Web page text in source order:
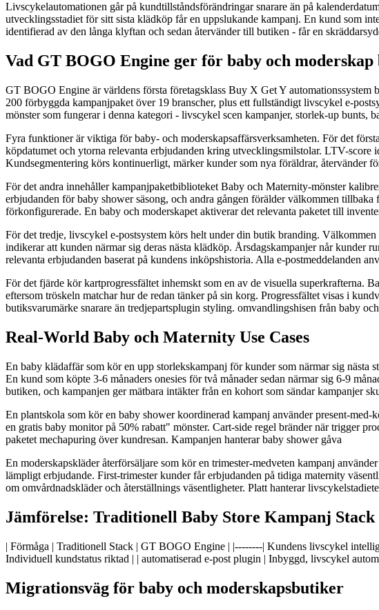
Livscykelautomationen går på kundtillståndsförändringar snarare än på
utvecklingsstadiet för sitt sista klädköp får en uppslukande kampanj. En kund som
identifierad av den långa klyftan och sedan återvänder till butiken - får en
Vad GT BOGO Engine ger för baby och
GT BOGO Engine är världens första företagsklass Buy X Get Y
200 förbyggda kampanjpaket över 19 branscher, plus ett fullständigt livscykel e-
mönster som fungerar i denna kategori - livscykel scen kampanjer, storlek-up bunts,
Fyra funktioner är viktiga för baby- och moderskapsaffärsverksamheten. För det
köpdatumet och ytorna relevanta erbjudanden kring utvecklingsmilstolar. LTV-
Kundsegmentering körs kontinuerligt, märker kunder som nya föräldrar, återvänder
För det andra innehåller kampanjpaketbiblioteket Baby och Maternity-mönster
erbjudanden för baby shower säsong, och andra gången förälder välkommen
förkonfigurerade. En baby och moderskapet aktiverar det relevanta paketet till
För det tredje, livscykel e-postsystem körs helt under din butik branding.
indikerar att kunden närmar sig deras nästa klädköp. Årsdagskampanjer når
relevanta erbjudanden baserat på kundens inköpshistoria. Alla e-postmeddelanden
För det fjärde kör kartprogressfältet inhemskt som en av de visuella superkrafterna.
eftersom tröskeln matchar hur de redan tänker på sin korg. Progressfältet visas i
butiksvarumärke snarare än tredjepartsplugin styling. omvandlingshisen från baby
Real-World Baby och Maternity Use Cases
En baby klädaffär som kör en upp storlekskampanj för kunder som närmar sig
En kund som köpte 3-6 månaders onesies för två månader sedan närmar sig 6-9
butiken, och kampanjen ger mätbara intäkter från en kohort som sändar kampanjer
En plantskola som kör en baby shower koordinerad kampanj använder present-
en gratis baby monitor på 50% rabatt" mönster. Cart-side regel bränder när trigger
paketet mechapuring över kundresan. Kampanjen hanterar baby shower gåva
En moderskapskläder återförsäljare som kör en trimester-medveten kampanj
lämpligt erbjudande. First-trimester kunder får erbjudanden på tidiga maternity
om omvårdnadskläder och återställnings väsentligheter. Platt hanterar
Jämförelse: Traditionell Baby Store Kampanj
| Förmåga | Traditionell Stack | GT BOGO Engine | |--------| Kundens livscykel
Individuell kundstatus riktad | | automatiserad e-post plugin | Inbyggd, livscykel
Migrationsväg för baby och moderskapsbutiker